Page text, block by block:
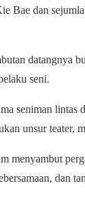
Bae dan
datangnya
seni.
seniman lintas
unsur teater,
menyambut
dan